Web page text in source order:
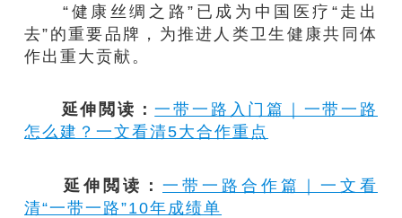
“健康丝绸之路”已成为中国医疗“走出
去”的重要品牌，为推进人类卫生健康共同体
作出重大贡献。
延伸閲读：一带一路入门篇｜一带一路
怎么建？一文看清5大合作重点
延伸閲读：一带一路合作篇｜一文看
清“一带一路”10年成绩单